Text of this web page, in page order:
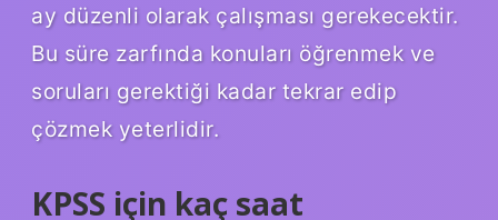
ay düzenli olarak çalışması gerekecektir.
Bu süre zarfında konuları öğrenmek ve
soruları gerektiği kadar tekrar edip
çözmek yeterlidir.
KPSS için kaç saat